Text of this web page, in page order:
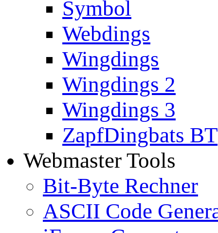
Symbol
Webdings
Wingdings
Wingdings 2
Wingdings 3
ZapfDingbats BT
Webmaster Tools
Bit-Byte Rechner
ASCII Code